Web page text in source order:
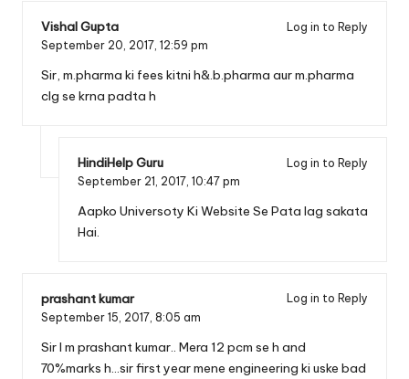
Vishal Gupta
Log in to Reply
September 20, 2017, 12:59 pm
Sir, m.pharma ki fees kitni h&.b.pharma aur m.pharma
clg se krna padta h
HindiHelp Guru
Log in to Reply
September 21, 2017, 10:47 pm
Aapko Universoty Ki Website Se Pata lag sakata
Hai.
prashant kumar
Log in to Reply
September 15, 2017, 8:05 am
Sir I m prashant kumar.. Mera 12 pcm se h and
70%marks h…sir first year mene engineering ki uske bad